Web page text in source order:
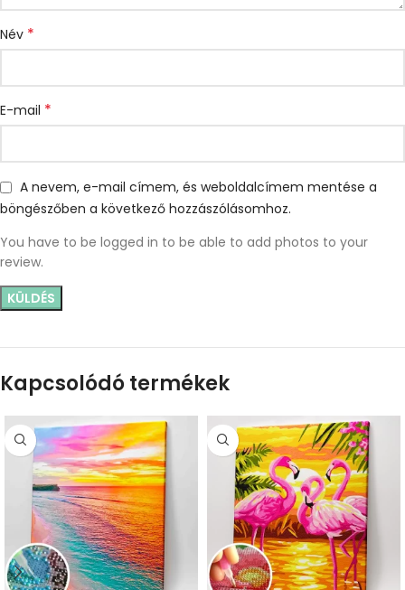
Név *
E-mail *
A nevem, e-mail címem, és weboldalcímem mentése a
böngészőben a következő hozzászólásomhoz.
You have to be logged in to be able to add photos to your
review.
Kapcsolódó termékek